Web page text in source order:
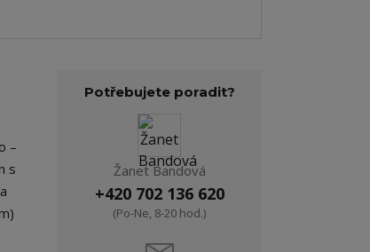
–
s
Potřebujete poradit?
Žanet Bandová
+420 702 136 620
(Po-Ne, 8-20 hod.)